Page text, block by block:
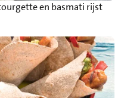
en basmati rijst